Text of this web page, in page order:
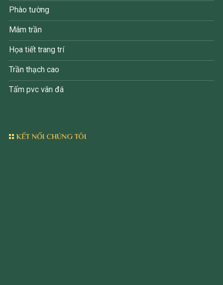
Phào tường
Mâm trần
Họa tiết trang trí
Trần thạch cao
Tấm pvc vân đá
KẾT NỐI CHÚNG TÔI